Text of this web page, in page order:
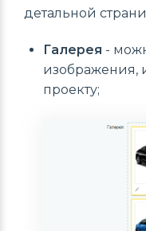
детальной
Галерея -
проекту;